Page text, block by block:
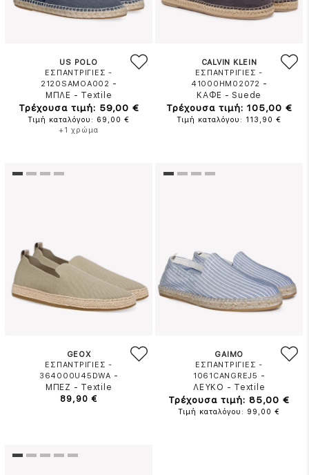
US POLO
ΕΣΠΑΝΤΡΙΓΙΕΣ -
2120SAMOA002 -
ΜΠΛΕ - Textile
Τρέχουσα τιμή: 59,00 €
Τιμή καταλόγου: 69,00 €
+1 χρώμα
CALVIN KLEIN
ΕΣΠΑΝΤΡΙΓΙΕΣ -
41000HM02072 -
ΚΑΦΕ -Suede
Τρέχουσα τιμή: 105,00 €
Τιμή καταλόγου: 113,90 €
GEOX
ΕΣΠΑΝΤΡΙΓΙΕΣ -
364000U45DWA -
ΜΠΕΖ - Textile
89,90 €
GAIMO
ΕΣΠΑΝΤΡΙΓΙΕΣ -
1061CANGREJ5 -
ΛΕΥΚΟ - Textile
Τρέχουσα τιμή: 85,00 €
Τιμή καταλόγου: 99,00 €